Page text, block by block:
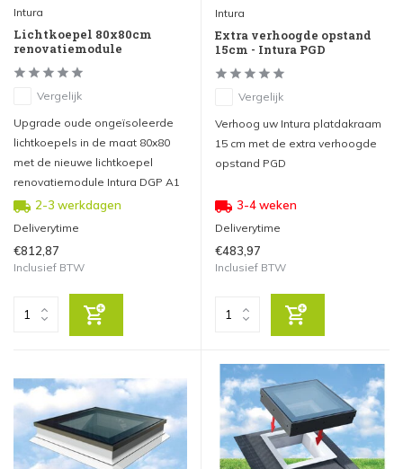
Intura
Lichtkoepel 80x80cm
renovatiemodule
Vergelijk
Upgrade oude ongeïsoleerde
lichtkoepels in de maat 80x80
met de nieuwe lichtkoepel
renovatiemodule Intura DGP A1
2-3 werkdagen
Deliverytime
€812,87
Inclusief BTW
Intura
Extra verhoogde opstand
15cm - Intura PGD
Vergelijk
Verhoog uw Intura platdakraam
15 cm met de extra verhoogde
opstand PGD
3-4 weken
Deliverytime
€483,97
Inclusief BTW